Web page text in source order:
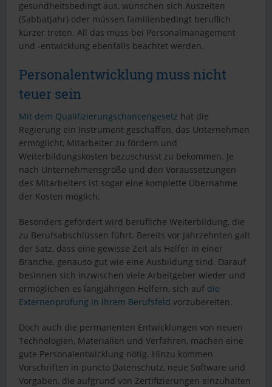
gesundheitsbedingt aus, wünschen sich Auszeiten
(Sabbatjahr) oder müssen familienbedingt beruflich
kürzer treten. All das muss bei Personalmanagement
und -entwicklung ebenfalls beachtet werden.
Personalentwicklung muss nicht
teuer sein
Mit dem Qualifizierungschancengesetz hat die
Regierung ein Instrument geschaffen, das Unternehmen
ermöglicht, Mitarbeiter zu fördern und
Weiterbildungskosten bezuschusst zu bekommen. Je
nach Unternehmensgröße und den Voraussetzungen
des Mitarbeiters ist sogar eine komplette Übernahme
der Kosten möglich.
Besonders gefördert wird berufliche Weiterbildung, die
zu Berufsabschlüssen führt. Bereits vor Jahrzehnten galt
der Satz, dass eine gewisse Zeit als Helfer in einer
Branche, genauso gut wie eine Ausbildung sind. Darauf
besinnen sich inzwischen viele Arbeitgeber wieder und
ermöglichen es langjährigen Helfern, sich auf die
Externenprüfung in ihrem Berufsfeld vorzubereiten.
Doch auch die permanenten Entwicklungen von neuen
Technologien, Materialien und Verfahren, machen eine
gute Personalentwicklung nötig. Hinzu kommen
Vorschriften in puncto Datenschutz, neue Software und
Vorgaben, die aufgrund von Zertifizierungen einzuhalten